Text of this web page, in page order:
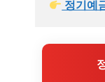
정기예